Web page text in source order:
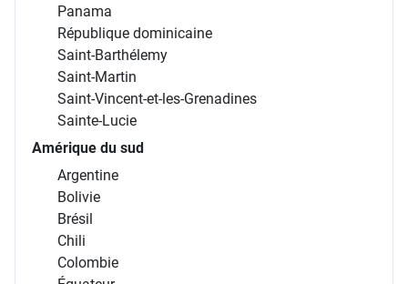
Panama
République dominicaine
Saint-Barthélemy
Saint-Martin
Saint-Vincent-et-les-Grenadines
Sainte-Lucie
Amérique du sud
Argentine
Bolivie
Brésil
Chili
Colombie